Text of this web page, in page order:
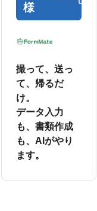
様
撮って、送っ
て、帰るだ
け。
データ入力
も、書類作成
も、AIがやり
ます。